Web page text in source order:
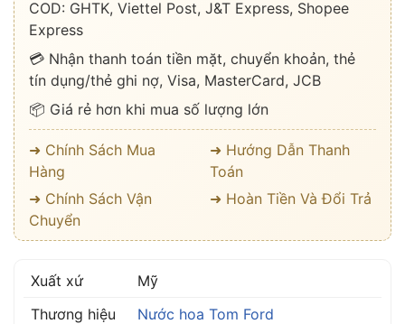
COD: GHTK, Viettel Post, J&T Express, Shopee
Express
💳 Nhận thanh toán tiền mặt, chuyển khoản, thẻ
tín dụng/thẻ ghi nợ, Visa, MasterCard, JCB
📦 Giá rẻ hơn khi mua số lượng lớn
➜ Chính Sách Mua
Hàng
➜ Hướng Dẫn Thanh
Toán
➜ Chính Sách Vận
Chuyển
➜ Hoàn Tiền Và Đổi Trả
Xuất xứ
Mỹ
Thương hiệu
Nước hoa Tom Ford